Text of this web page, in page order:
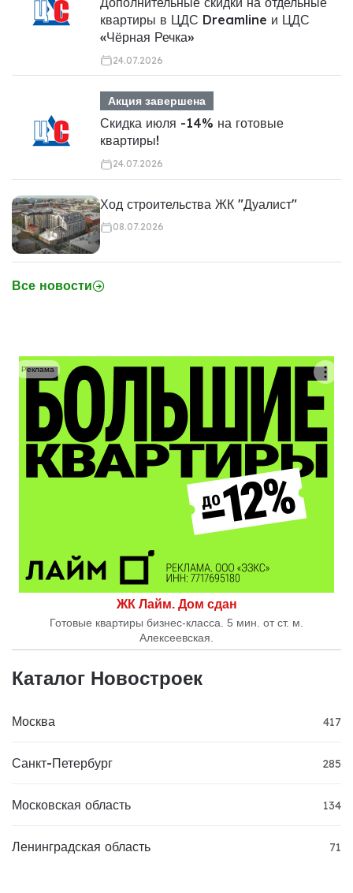
квартиры в ЦДС Dreamline и ЦДС
«Чёрная Речка»
24.07.2026
Акция завершена
Скидка июля -14% на готовые
квартиры!
24.07.2026
Ход строительства ЖК "Дуалист"
08.07.2026
Все новости
ЖК Лайм. Дом сдан
Готовые квартиры бизнес-класса. 5 мин. от ст. м.
Алексеевская.
Реклама
Каталог Новостроек
Москва 417
Санкт-Петербург 285
Московская область 134
Ленинградская область 71